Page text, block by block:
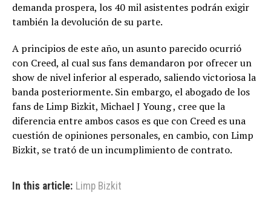
demanda prospera, los 40 mil asistentes podrán exigir
también la devolución de su parte.
A principios de este año, un asunto parecido ocurrió
con Creed, al cual sus fans demandaron por ofrecer un
show de nivel inferior al esperado, saliendo victoriosa la
banda posteriormente. Sin embargo, el abogado de los
fans de Limp Bizkit, Michael J Young , cree que la
diferencia entre ambos casos es que con Creed es una
cuestión de opiniones personales, en cambio, con Limp
Bizkit, se trató de un incumplimiento de contrato.
In this article: Limp Bizkit